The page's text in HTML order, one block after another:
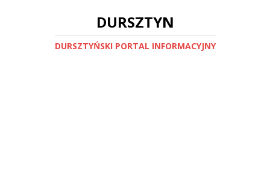
DURSZTYN
DURSZTYŃSKI PORTAL INFORMACYJNY